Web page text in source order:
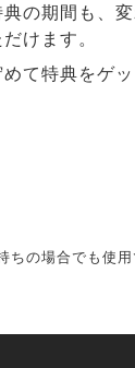
の期間も、
けます。
て特典をゲッ
ちの場合でも使